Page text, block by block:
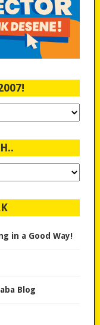
in a Good Way!
Blog